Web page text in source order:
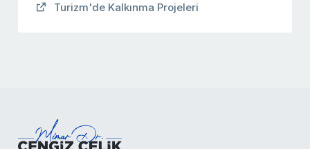
Turizm'de Kalkınma Projeleri